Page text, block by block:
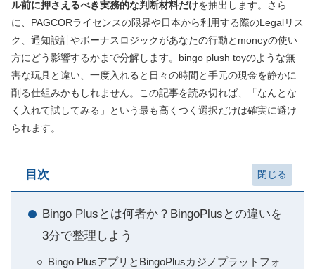
ル前に押さえるべき実務的な判断材料だけを抽出します。さら
に、PAGCORライセンスの限界や日本から利用する際のLegalリス
ク、通知設計やボーナスロジックがあなたの行動とmoneyの使い
方にどう影響するかまで分解します。bingo plush toyのような無
害な玩具と違い、一度入れると日々の時間と手元の現金を静かに
削る仕組みかもしれません。この記事を読み切れば、「なんとな
く入れて試してみる」という最も高くつく選択だけは確実に避け
られます。
目次
Bingo Plusとは何者か？BingoPlusとの違いを
3分で整理しよう
Bingo PlusアプリとBingoPlusカジノプラットフォ